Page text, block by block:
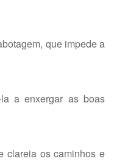
que impede a
a enxergar as boas
clareia os caminhos e